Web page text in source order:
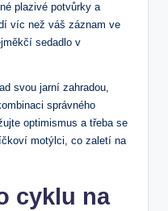
plazivé potvůrky a
víc než váš záznam ve
sedadlo v
svou jarní zahradou,
správného
optimismus a třeba se
motýlci, co zaletí na
cyklu na